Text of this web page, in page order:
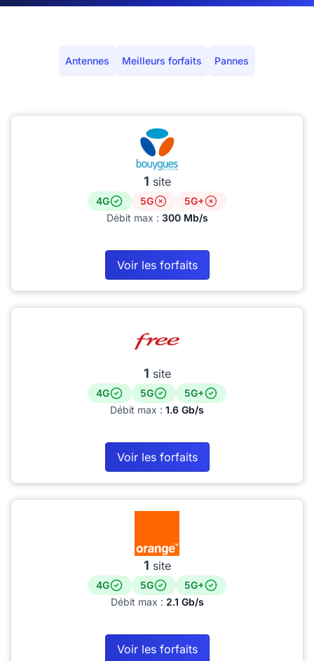
Antennes Meilleurs forfaits Pannes
1 site
4G 5G
5G+
Débit max : 300 Mb/s
Voir les forfaits
1 site
4G 5G
5G+
Débit max : 1.6 Gb/s
Voir les forfaits
1 site
4G 5G
5G+
Débit max : 2.1 Gb/s
Voir les forfaits